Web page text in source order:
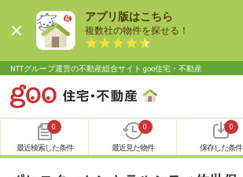
アプリ版はこちら
複数社の物件を探せる！
NTTグループ運営の不動産総合サイト goo住宅・不動産
0
最近検索した条件
0
最近見た物件
0
保存した条件